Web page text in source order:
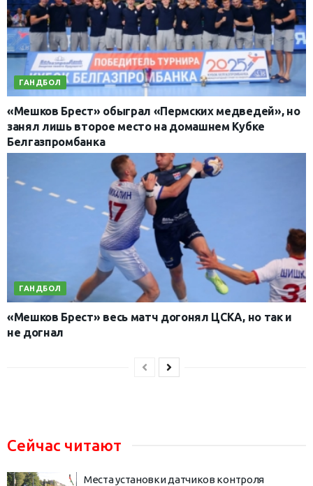
ГАНДБОЛ
«Мешков Брест» обыграл «Пермских медведей», но
занял лишь второе место на домашнем Кубке
Белгазпромбанка
ГАНДБОЛ
«Мешков Брест» весь матч догонял ЦСКА, но так и
не догнал
Сейчас читают
Места установки датчиков контроля